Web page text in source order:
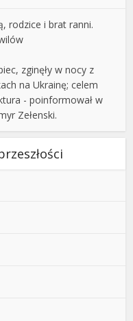
rodzice i brat ranni.
zginęły w nocy z
na Ukrainę; celem
- poinformował w
Zełenski.